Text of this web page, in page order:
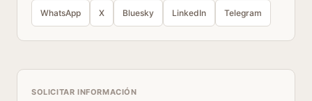
WhatsApp X Bluesky LinkedIn Telegram
SOLICITAR INFORMACIÓN